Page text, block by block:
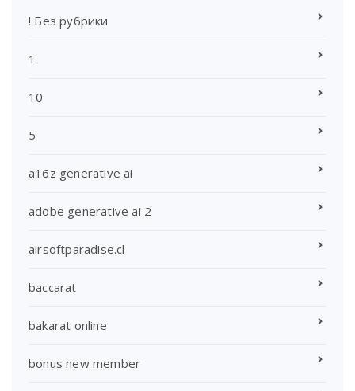
! Без рубрики
1
10
5
a16z generative ai
adobe generative ai 2
airsoftparadise.cl
baccarat
bakarat online
bonus new member